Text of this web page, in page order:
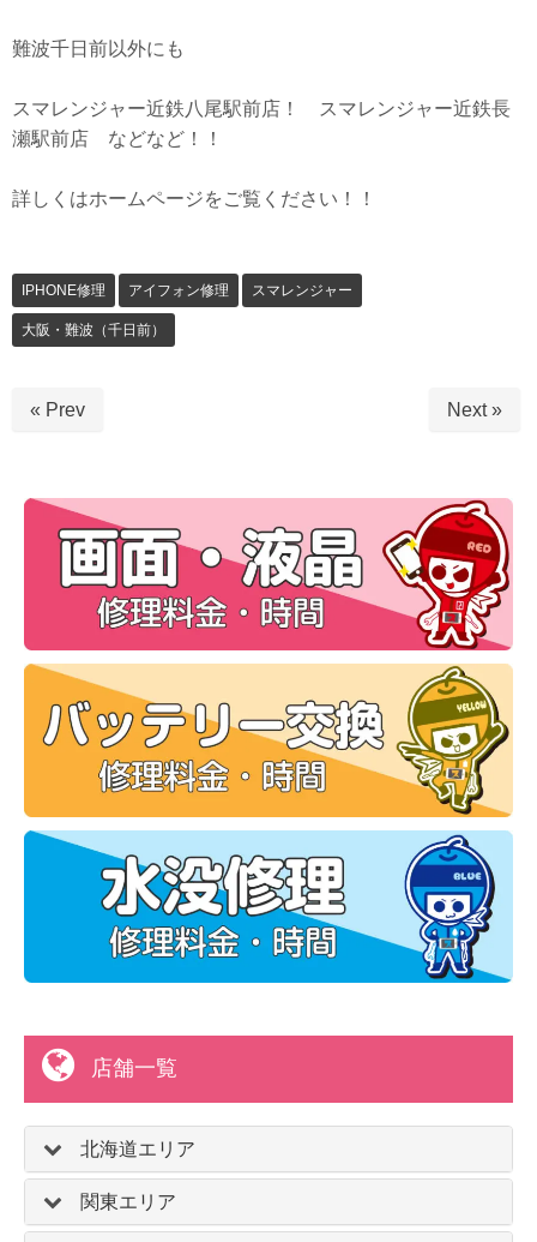
難波千日前以外にも
スマレンジャー近鉄八尾駅前店！ スマレンジャー近鉄長
瀬駅前店 などなど！！
詳しくはホームページをご覧ください！！
IPHONE修理 アイフォン修理 スマレンジャー
大阪・難波（千日前）
« Prev Next »
店舗一覧
北海道エリア
関東エリア